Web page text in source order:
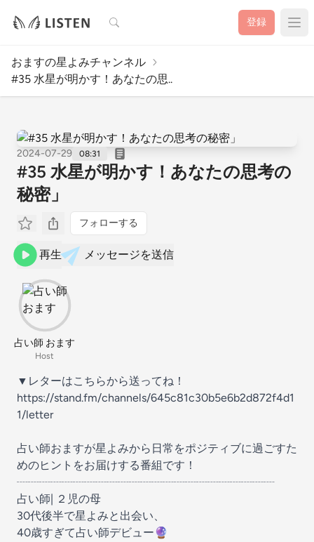
検索 登録
おますの星よみチャンネル
#35 水星が明かす！あなたの思..
2024-07-29 08:31
#35 水星が明かす！あなたの思考の
秘密」
フォローする
再生 メッセージを送信
占い師 おます
Host
▼レターはこちらから送ってね！
https://stand.fm/channels/645c81c30b5e6b2d872f4d1
1/letter
占い師おますが星よみから日常をポジティブに過ごすた
めのヒントをお届けする番組です！
┈┈┈┈┈┈┈┈┈┈┈┈┈┈┈┈┈┈┈┈┈┈┈
占い師| ２児の母
30代後半で星よみと出会い、
40歳すぎて占い師デビュー🔮